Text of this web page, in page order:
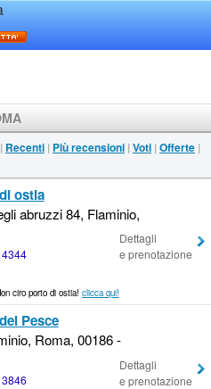
| Recenti | Più recensioni | Voti | Offerte |
ostia
abruzzi 84, Flaminio,
Dettagli
e prenotazione
ciro porto di ostia! clicca qui!
Pesce
Roma, 00186 -
Dettagli
e prenotazione